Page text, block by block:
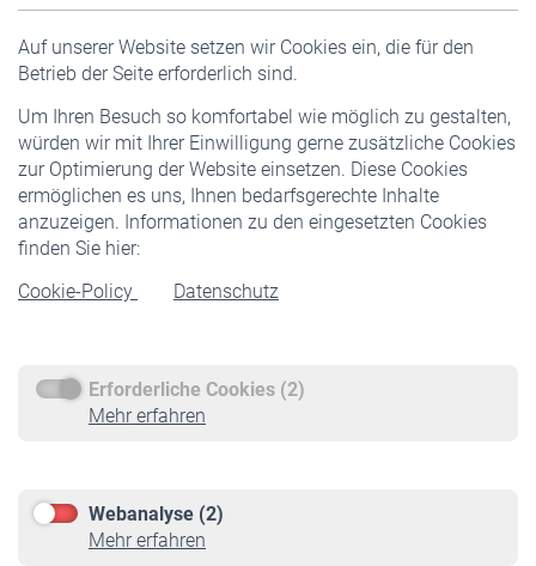
Auf unserer Website setzen wir Cookies ein, die für den
Betrieb der Seite erforderlich sind.
Um Ihren Besuch so komfortabel wie möglich zu gestalten,
würden wir mit Ihrer Einwilligung gerne zusätzliche Cookies
zur Optimierung der Website einsetzen. Diese Cookies
ermöglichen es uns, Ihnen bedarfsgerechte Inhalte
anzuzeigen. Informationen zu den eingesetzten Cookies
finden Sie hier:
Cookie-Policy
Datenschutz
Erforderliche Cookies (2)
Mehr erfahren
Webanalyse (2)
Mehr erfahren
Pflichtversicherung
Staatliche Förderung
Veranstaltungen
Rentner
Rentenbeginn
Rente beantragen
Service
Informationen
Online-Rechner
VBLnewsletter